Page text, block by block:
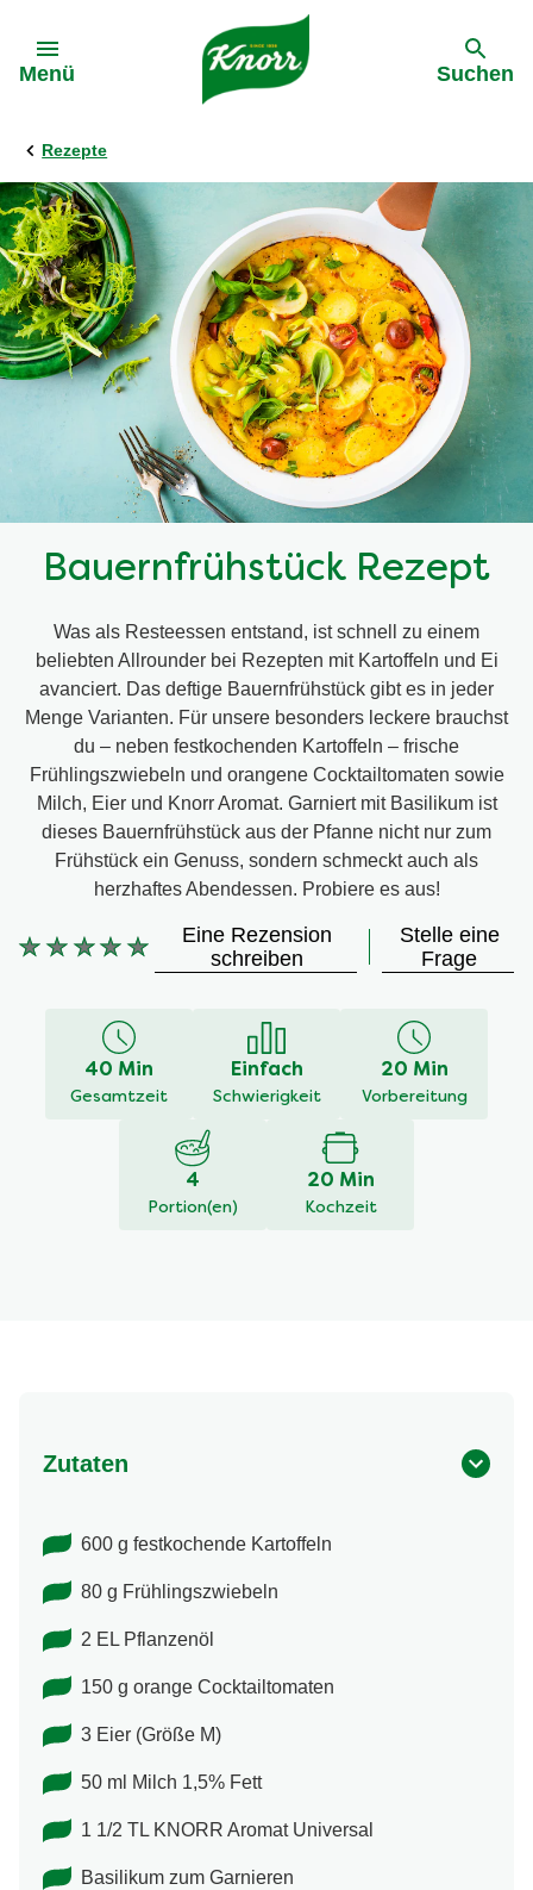
Menü Suchen
Rezepte
Bauernfrühstück Rezept
Was als Resteessen entstand, ist schnell zu einem
beliebten Allrounder bei Rezepten mit Kartoffeln und Ei
avanciert. Das deftige Bauernfrühstück gibt es in jeder
Menge Varianten. Für unsere besonders leckere brauchst
du – neben festkochenden Kartoffeln – frische
Frühlingszwiebeln und orangene Cocktailtomaten sowie
Milch, Eier und Knorr Aromat. Garniert mit Basilikum ist
dieses Bauernfrühstück aus der Pfanne nicht nur zum
Frühstück ein Genuss, sondern schmeckt auch als
herzhaftes Abendessen. Probiere es aus!
Keine
abgegeben
Eine Rezension
schreiben
Stelle eine
Frage
40 Min
Gesamtzeit
Einfach
Schwierigkeit
20 Min
Vorbereitung
4
Portion(en)
20 Min
Kochzeit
Zutaten
600 g festkochende Kartoffeln
80 g Frühlingszwiebeln
2 EL Pflanzenöl
150 g orange Cocktailtomaten
3 Eier (Größe M)
50 ml Milch 1,5% Fett
1 1/2 TL KNORR Aromat Universal
Basilikum zum Garnieren